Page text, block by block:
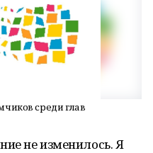
среди глав
не изменилось. Я